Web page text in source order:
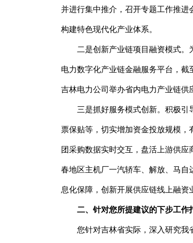
并进行集中推介，召开专题工作推进
构建特色现代化产业体系。
二是创新产业链项目融资模式。
电力数字化产业链金融服务平台，截
吉林电力公司举办省内电力产业链供
三是抓好服务模式创新。积极
票保贴等，切实增加资金投放规模
团采购数据实时交互，盘活上游供
春地区主机厂一汽轿车、解放、马自
息化保障，创新开展供应链线上融资
二、针对您所提建议的下步工作
您针对吉林省实际，深入研究我